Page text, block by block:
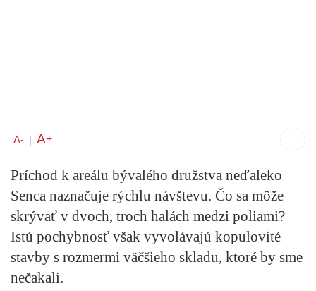
A- | A+
Príchod k areálu bývalého družstva neďaleko
Senca naznačuje rýchlu návštevu. Čo sa môže
skrývať v dvoch, troch halách medzi poliami?
Istú pochybnosť však vyvolávajú kopulovité
stavby s rozmermi väčšieho skladu, ktoré by sme
nečakali.